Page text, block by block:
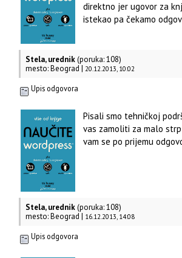
direktno jer ugovor za
istekao pa čekamo
Stela, urednik(poruka: 108)
mesto: Beograd |20.12.2013, 10:02
Upis odgovora
Pisali smo tehničkoj
vas zamoliti za malo
vam se po prijemu
Stela, urednik(poruka: 108)
mesto: Beograd | 16.12.2013, 14:08
Upis odgovora